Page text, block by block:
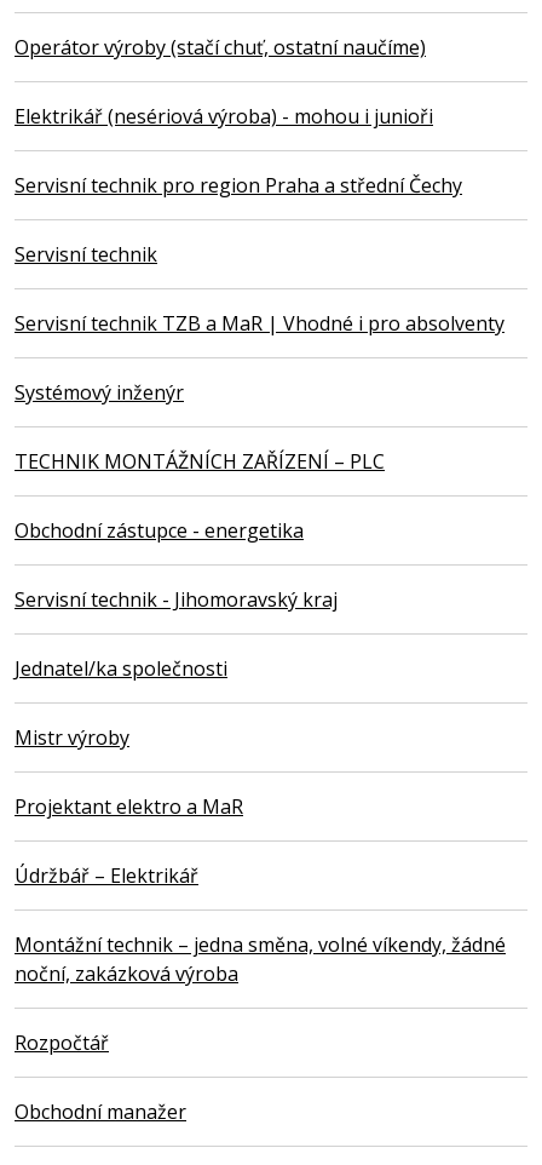
Operátor výroby (stačí chuť, ostatní naučíme)
Elektrikář (nesériová výroba) - mohou i junioři
Servisní technik pro region Praha a střední Čechy
Servisní technik
Servisní technik TZB a MaR | Vhodné i pro absolventy
Systémový inženýr
TECHNIK MONTÁŽNÍCH ZAŘÍZENÍ – PLC
Obchodní zástupce - energetika
Servisní technik - Jihomoravský kraj
Jednatel/ka společnosti
Mistr výroby
Projektant elektro a MaR
Údržbář – Elektrikář
Montážní technik – jedna směna, volné víkendy, žádné
noční, zakázková výroba
Rozpočtář
Obchodní manažer